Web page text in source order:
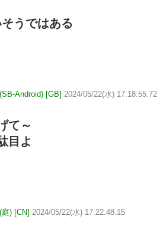
うではある
Android) [GB] 2024/05/22(水) 17:18:55.72
て～
目よ
) [CN] 2024/05/22(水) 17:22:48.15